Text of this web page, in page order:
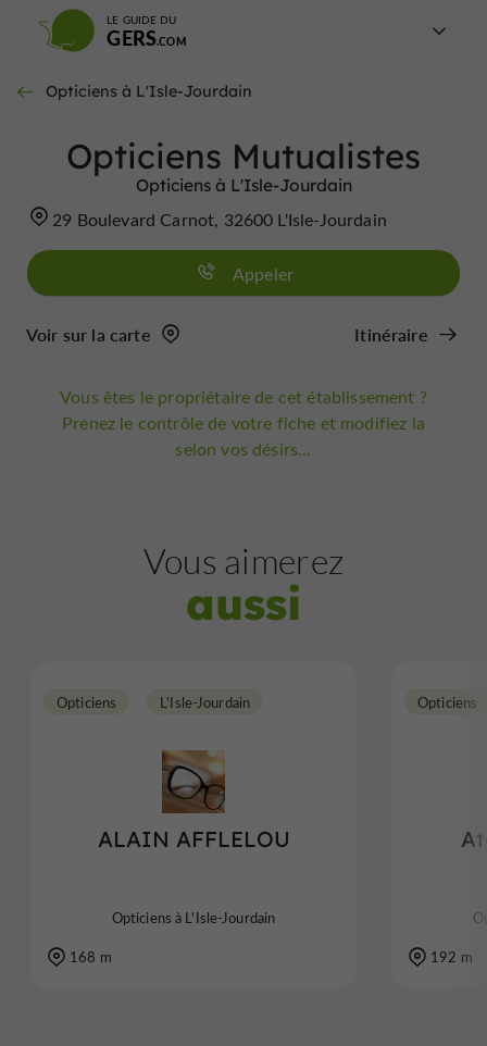
LE GUIDE DU
GERS
Opticiens à L'Isle-Jourdain
Opticiens Mutualistes
Opticiens à L'Isle-Jourdain
29 Boulevard Carnot, 32600 L'Isle-Jourdain
Appeler
Voir sur la carte Itinéraire
Vous êtes le propriétaire de cet établissement ?
Prenez le contrôle de votre fiche et modifiez la
selon vos désirs...
Vous aimerez
aussi
ALAIN AFFLELOU
Opticiens L'Isle-Jourdain
Opticiens à L'Isle-Jourdain
168 m
Opticiens
192 m